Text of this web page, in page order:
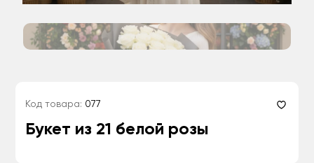
Код товара: 077
Букет из 21 белой розы